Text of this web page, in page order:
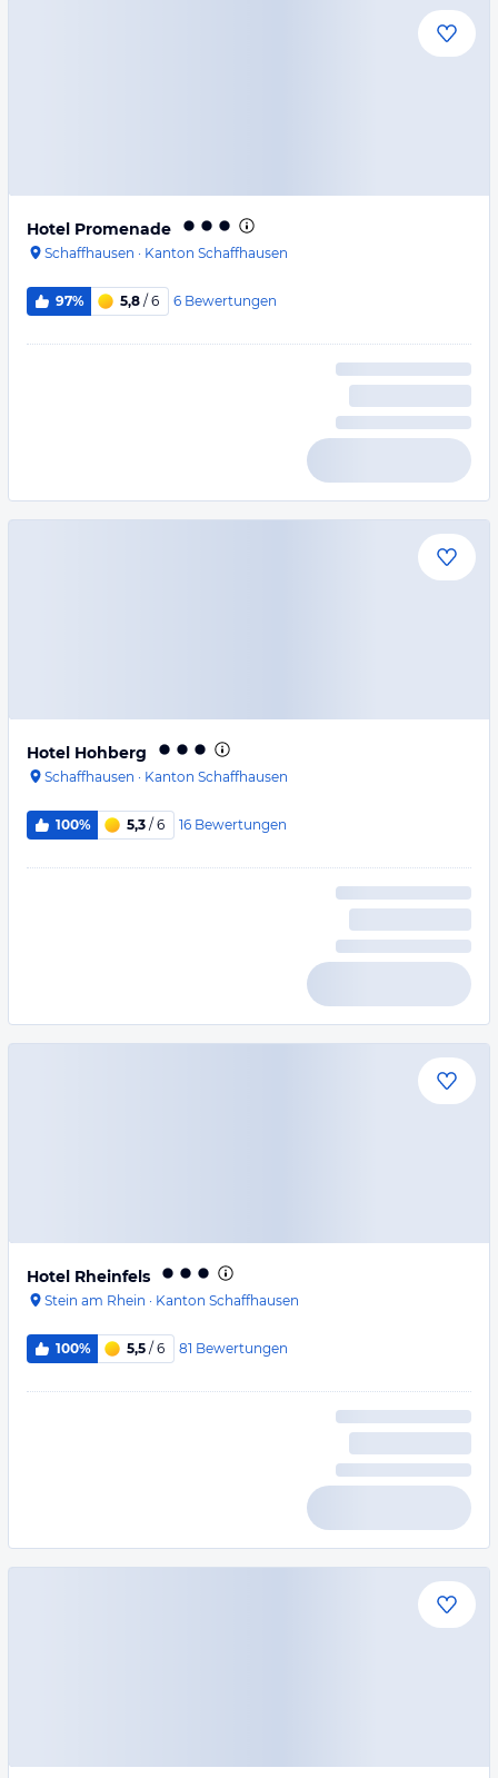
Hotel Promenade
Schaffhausen · Kanton Schaffhausen
97% 5,8 / 6 6 Bewertungen
Hotel Hohberg
Schaffhausen · Kanton Schaffhausen
100% 5,3 / 6 16 Bewertungen
Hotel Rheinfels
Stein am Rhein · Kanton Schaffhausen
100% 5,5 / 6 81 Bewertungen